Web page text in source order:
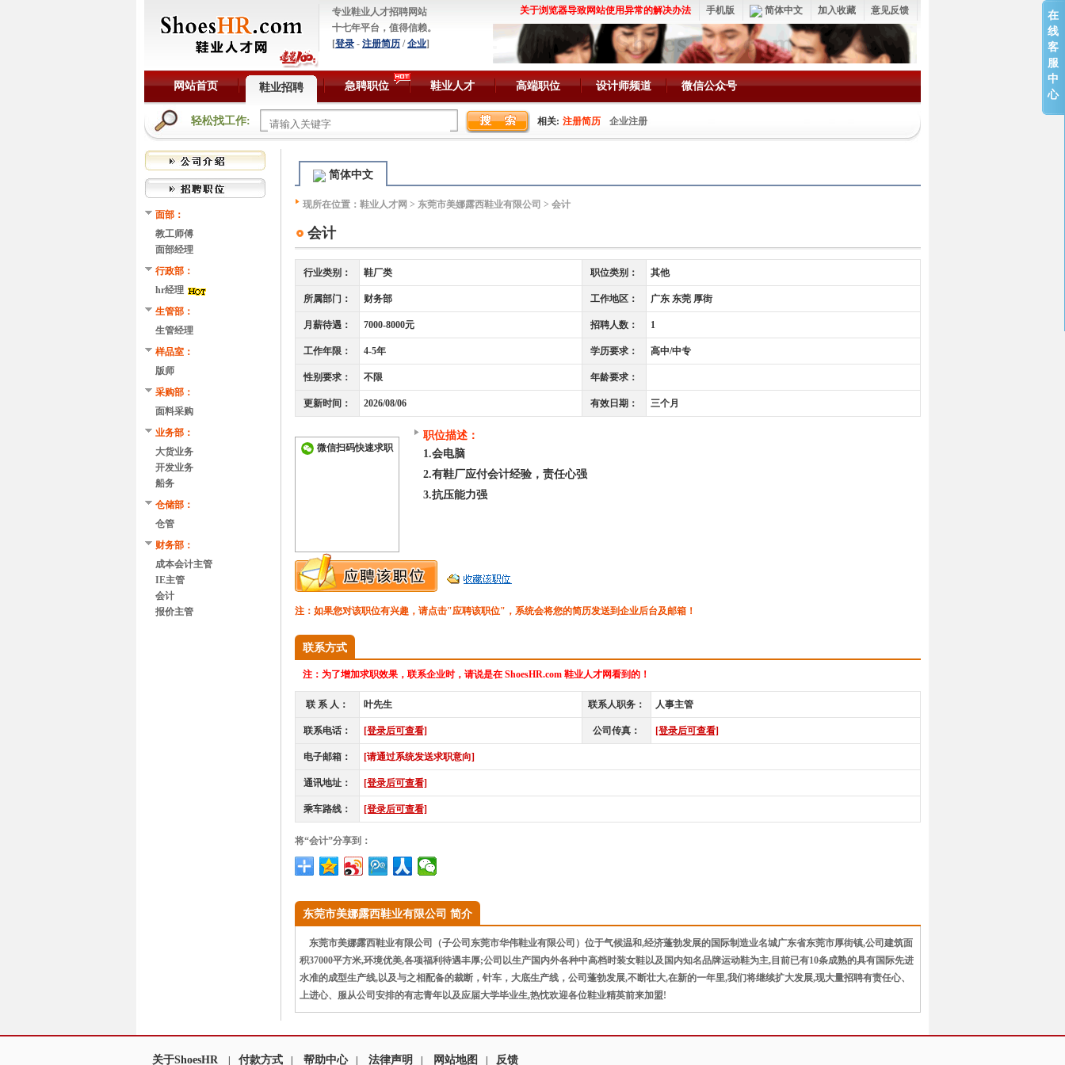
专业鞋业人才招聘网站
十七年平台，值得信赖。
[登录 - 注册简历 /企业]
意见反馈
加入收藏
简体中文
手机版
关于浏览器导致网站使用异常的解决办法
网站首页 鞋业招聘 急聘职位 鞋业人才 高端职位 设计师频道 微信公众号
轻松找工作: 相关: 注册简历 企业注册
简体中文
现所在位置： 鞋业人才网 > 东莞市美娜露西鞋业有限公司 > 会计
会计
行业类别： 鞋厂类 职位类别： 其他
所属部门： 财务部 工作地区： 广东 东莞 厚街
月薪待遇： 7000-8000元 招聘人数： 1
工作年限： 4-5年 学历要求： 高中/中专
性别要求： 不限 年龄要求：
更新时间： 2026/08/06 有效日期： 三个月
微信扫码快速求职
职位描述：
1.会电脑
2.有鞋厂应付会计经验，责任心强
3.抗压能力强
注：如果您对该职位有兴趣，请点击"应聘该职位"，系统会将您的简历发送到企业后台及邮箱！
联系方式
注： 为了增加求职效果，联系企业时，请说是在 ShoesHR.com 鞋业人才网看到的！
联 系 人： 叶先生 联系人职务： 人事主管
联系电话： [登录后可查看] 公司传真： [登录后可查看]
电子邮箱： [请通过系统发送求职意向]
通讯地址： [登录后可查看]
乘车路线： [登录后可查看]
将“会计”分享到：
东莞市美娜露西鞋业有限公司 简介
东莞市美娜露西鞋业有限公司（子公司东莞市华伟鞋业有限公司）位于气候温和,经济蓬勃发展的国际制造业名城广东省东莞市厚街镇,公司建筑面
积37000平方米,环境优美,各项福利待遇丰厚;公司以生产国内外各种中高档时装女鞋以及国内知名品牌运动鞋为主,目前已有10条成熟的具有国际先进
水准的成型生产线,以及与之相配备的裁断，针车，大底生产线，公司蓬勃发展,不断壮大,在新的一年里,我们将继续扩大发展,现大量招聘有责任心、
上进心、服从公司安排的有志青年以及应届大学毕业生,热忱欢迎各位鞋业精英前来加盟!
面部：
教工师傅
面部经理
行政部：
hr经理
生管部：
生管经理
样品室：
版师
采购部：
面料采购
业务部：
大货业务
开发业务
船务
仓储部：
仓管
财务部：
成本会计主管
IE主管
会计
报价主管
在
线
客
服
中
心
关于ShoesHR 付款方式 帮助中心 法律声明 网站地图 反馈